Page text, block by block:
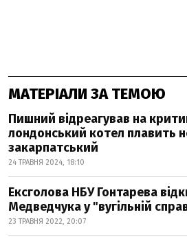
МАТЕРІАЛИ ЗА ТЕМОЮ
Пишний відреагував на
лондонський котел плавить
закарпатський
24 ТРАВНЯ 2024, 18:10
Ексголова НБУ Гонтарева
Медведчука у "вугільній
23 ТРАВНЯ 2022, 20:07